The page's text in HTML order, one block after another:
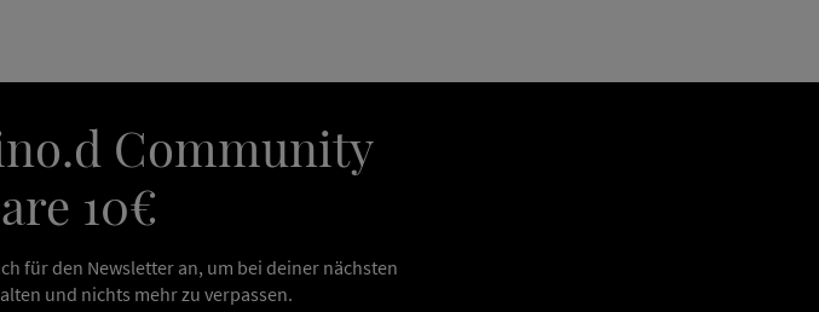
Community
10€
für den Newsletter an, um bei deiner nächsten
und nichts mehr zu verpassen.